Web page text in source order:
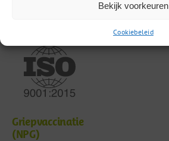
Bekijk voorkeuren
Cookiebeleid
085 – 02 98 705
Griepvaccinatie
(NPG)